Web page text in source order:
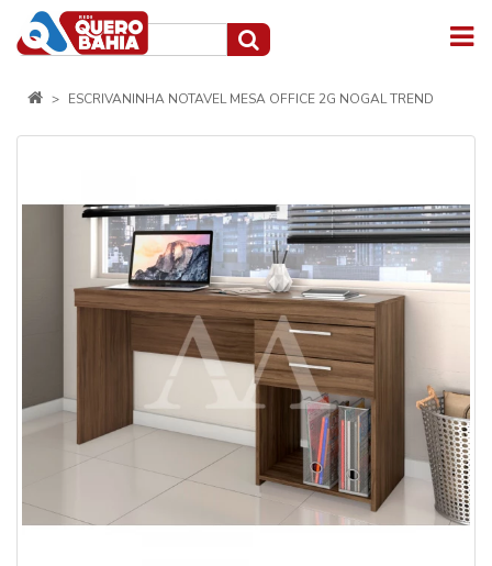
ESCRIVANINHA NOTAVEL MESA OFFICE 2G NOGAL TREND